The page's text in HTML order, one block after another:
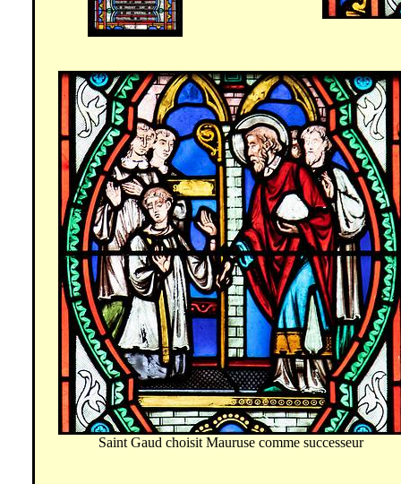
Saint Gaud choisit Maurusecomme successeur